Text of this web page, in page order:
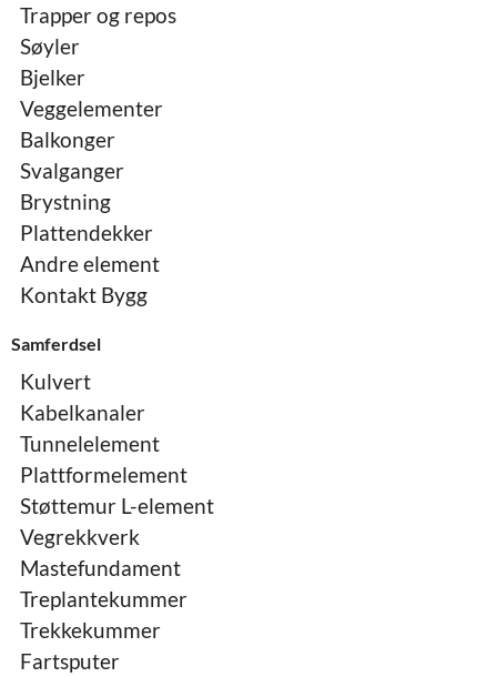
Trapper og repos
Søyler
Bjelker
Veggelementer
Balkonger
Svalganger
Brystning
Plattendekker
Andre element
Kontakt Bygg
Samferdsel
Kulvert
Kabelkanaler
Tunnelelement
Plattformelement
Støttemur L-element
Vegrekkverk
Mastefundament
Treplantekummer
Trekkekummer
Fartsputer